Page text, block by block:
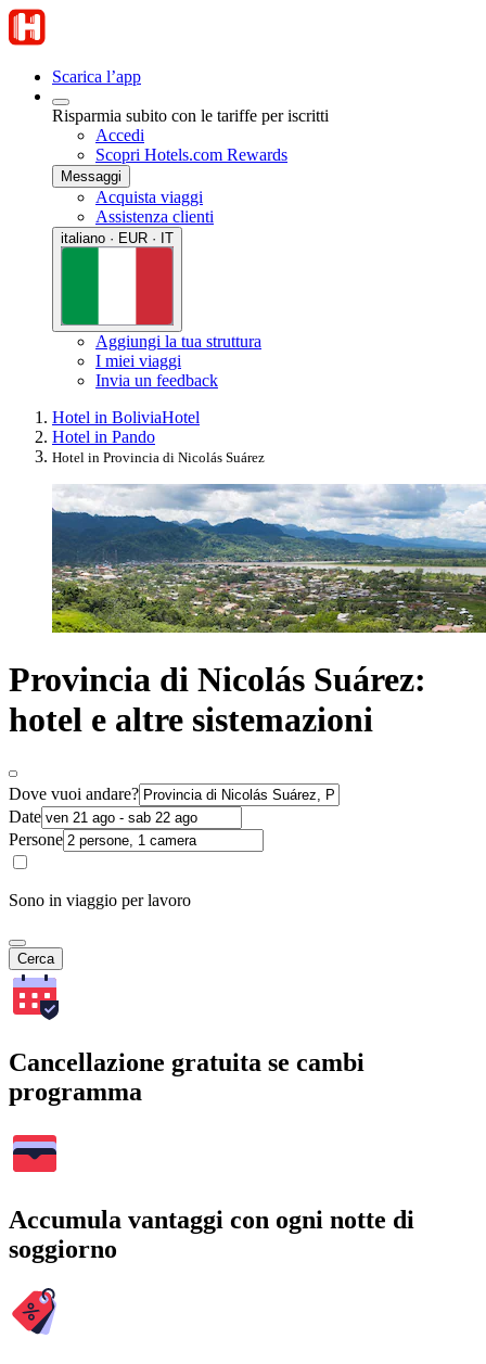
Scarica l’app
Risparmia subito con le tariffe per iscritti
Accedi
Scopri Hotels.com Rewards
Messaggi
Acquista viaggi
Assistenza clienti
italiano · EUR · IT
Aggiungi la tua struttura
I miei viaggi
Invia un feedback
Hotel in BoliviaHotel
Hotel in Pando
Hotel in Provincia di Nicolás Suárez
Provincia di Nicolás Suárez:
hotel e altre sistemazioni
Dove vuoi andare?
Date
Persone
Sono in viaggio per lavoro
Cerca
Cancellazione gratuita se cambi
programma
Accumula vantaggi con ogni notte di
soggiorno